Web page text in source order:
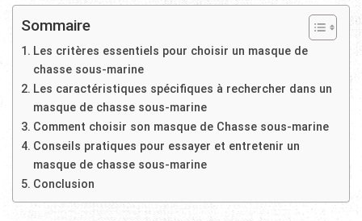
Sommaire
Les critères essentiels pour choisir un masque de
chasse sous-marine
Les caractéristiques spécifiques à rechercher dans un
masque de chasse sous-marine
Comment choisir son masque de Chasse sous-marine
Conseils pratiques pour essayer et entretenir un
masque de chasse sous-marine
Conclusion